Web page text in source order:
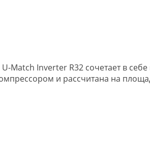
Match Inverter R32 сочетает в
и рассчитана на